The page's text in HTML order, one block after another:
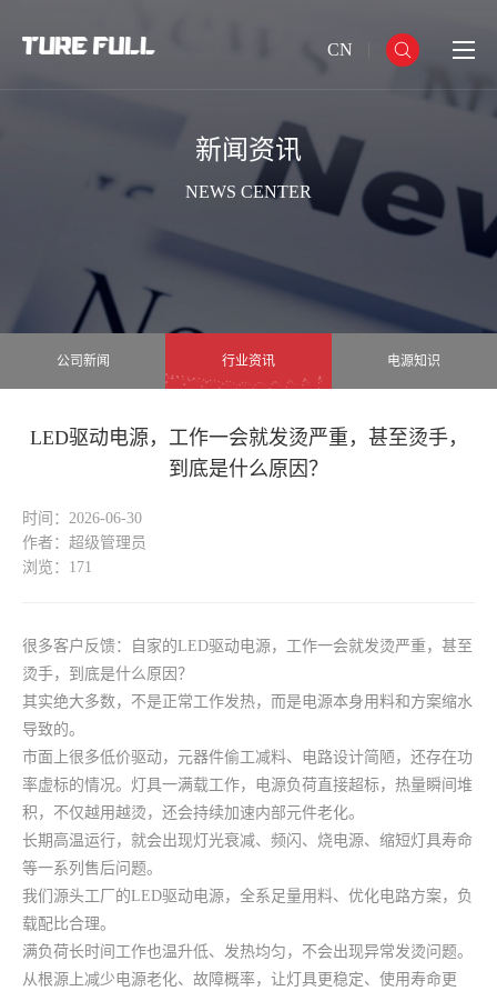
CN
新闻资讯
NEWS CENTER
公司新闻 行业资讯 电源知识
LED驱动电源，工作一会就发烫严重，甚至烫手，
到底是什么原因？
时间：2026-06-30
作者：超级管理员
浏览：171
很多客户反馈：自家的LED驱动电源，工作一会就发烫严重，甚至
烫手，到底是什么原因？
其实绝大多数，不是正常工作发热，而是电源本身用料和方案缩水
导致的。
市面上很多低价驱动，元器件偷工减料、电路设计简陋，还存在功
率虚标的情况。灯具一满载工作，电源负荷直接超标，热量瞬间堆
积，不仅越用越烫，还会持续加速内部元件老化。
长期高温运行，就会出现灯光衰减、频闪、烧电源、缩短灯具寿命
等一系列售后问题。
我们源头工厂的LED驱动电源，全系足量用料、优化电路方案，负
载配比合理。
满负荷长时间工作也温升低、发热均匀，不会出现异常发烫问题。
从根源上减少电源老化、故障概率，让灯具更稳定、使用寿命更